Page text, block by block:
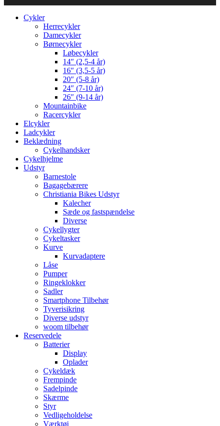
Cykler
Herrecykler
Damecykler
Børnecykler
Løbecykler
14″ (2,5-4 år)
16″ (3,5-5 år)
20″ (5-8 år)
24″ (7-10 år)
26″ (9-14 år)
Mountainbike
Racercykler
Elcykler
Ladcykler
Beklædning
Cykelhandsker
Cykelhjelme
Udstyr
Barnestole
Bagagebærere
Christiania Bikes Udstyr
Kalecher
Sæde og fastspændelse
Diverse
Cykellygter
Cykeltasker
Kurve
Kurvadaptere
Låse
Pumper
Ringeklokker
Sadler
Smartphone Tilbehør
Tyverisikring
Diverse udstyr
woom tilbehør
Reservedele
Batterier
Display
Oplader
Cykeldæk
Frempinde
Sadelpinde
Skærme
Styr
Vedligeholdelse
Værktøj